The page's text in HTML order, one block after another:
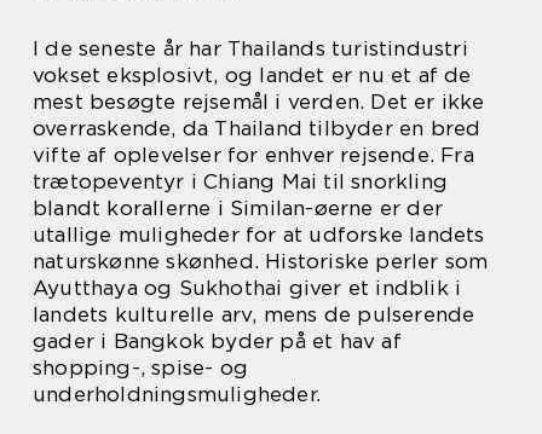
I de seneste år har Thailands turistindustri
vokset eksplosivt, og landet er nu et af de
mest besøgte rejsemål i verden. Det er ikke
overraskende, da Thailand tilbyder en bred
vifte af oplevelser for enhver rejsende. Fra
trætopeventyr i Chiang Mai til snorkling
blandt korallerne i Similan-øerne er der
utallige muligheder for at udforske landets
naturskønne skønhed. Historiske perler som
Ayutthaya og Sukhothai giver et indblik i
landets kulturelle arv, mens de pulserende
gader i Bangkok byder på et hav af
shopping-, spise- og
underholdningsmuligheder.